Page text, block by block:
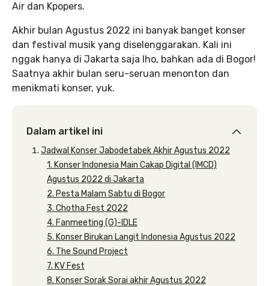
Air dan Kpopers.
Akhir bulan Agustus 2022 ini banyak banget konser
dan festival musik yang diselenggarakan. Kali ini
nggak hanya di Jakarta saja lho, bahkan ada di Bogor!
Saatnya akhir bulan seru-seruan menonton dan
menikmati konser, yuk.
Dalam artikel ini
Jadwal Konser Jabodetabek Akhir Agustus 2022
1. Konser Indonesia Main Cakap Digital (IMCD)
Agustus 2022 di Jakarta
2. Pesta Malam Sabtu di Bogor
3. Chotha Fest 2022
4. Fanmeeting (G)-IDLE
5. Konser Birukan Langit Indonesia Agustus 2022
6. The Sound Project
7. KV Fest
8. Konser Sorak Sorai akhir Agustus 2022